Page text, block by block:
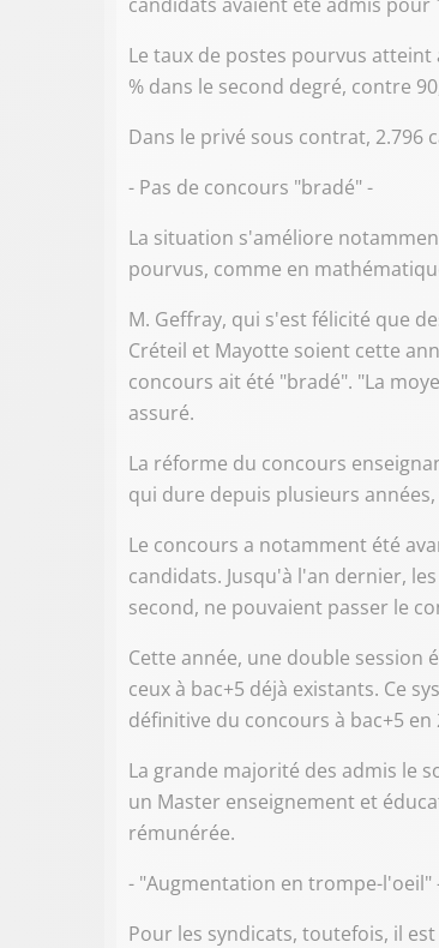
Le taux de postes pourvus atteint
% dans le second degré, contre
Dans le privé sous contrat, 2.796
- Pas de concours "bradé" -
La situation s'améliore
pourvus, comme en
M. Geffray, qui s'est félicité que
Créteil et Mayotte soient cette
concours ait été "bradé". "La
assuré.
La réforme du concours
qui dure depuis plusieurs
Le concours a notamment été
candidats. Jusqu'à l'an dernier,
second, ne pouvaient passer le
Cette année, une double session
ceux à bac+5 déjà existants. Ce
définitive du concours à bac+5 en
La grande majorité des admis le
un Master enseignement et
rémunérée.
- "Augmentation en trompe-l'oeil"
Pour les syndicats, toutefois, il